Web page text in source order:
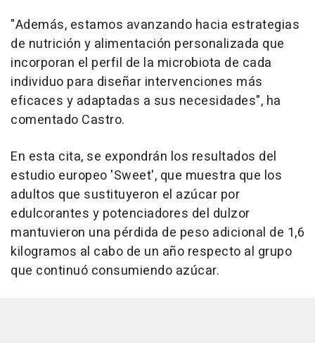
"Además, estamos avanzando hacia estrategias
de nutrición y alimentación personalizada que
incorporan el perfil de la microbiota de cada
individuo para diseñar intervenciones más
eficaces y adaptadas a sus necesidades", ha
comentado Castro.
En esta cita, se expondrán los resultados del
estudio europeo 'Sweet', que muestra que los
adultos que sustituyeron el azúcar por
edulcorantes y potenciadores del dulzor
mantuvieron una pérdida de peso adicional de 1,6
kilogramos al cabo de un año respecto al grupo
que continuó consumiendo azúcar.